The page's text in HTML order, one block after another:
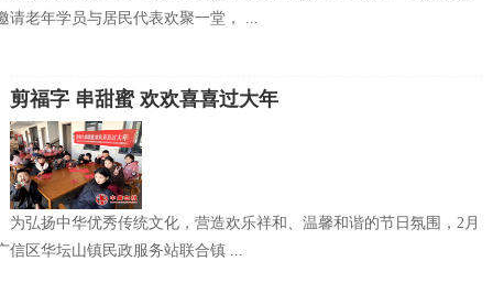
请老年学员与居民代表欢聚一堂， ...
剪福字 串甜蜜 欢欢喜喜过大年
为弘扬中华优秀传统文化，营造欢乐祥和、温馨和谐的节日氛围，2月
信区华坛山镇民政服务站联合镇 ...